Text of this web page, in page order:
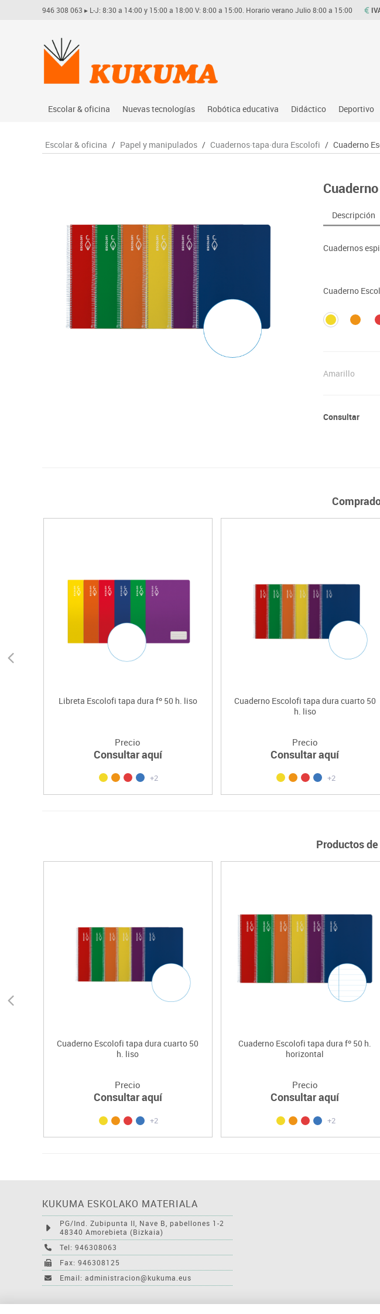
946 308 063 ▸ L-J: 8:30 a 14:00 y 15:00 a 18:00 V: 8:00 a 15:00. Horario verano Julio 8:00 a 15:00
Escolar & oficina
Archivo
Informática
Manualidades
Material escolar
Plastifica, encuaderna, destruye
Papel y manipulados
Nuevas tecnologías
Audio
Videoconferencia
Videoproyección
Robótica educativa
Arduino
Otros
Didáctico
Asociación y atención
Espacios exteriores
Juegos heurísticos
Deportivo
Comp.
Escolar & oficina / Papel y manipulados / Cuadernos·tapa·dura Escolofi / Cuaderno
Descripción
Cuadernos
Cuaderno
Amarillo
Consultar
Libreta Escolofi tapa dura fº 50 h. liso
Precio
Consultar aquí
+2
Cuaderno Escolofi tapa dura cuarto 50
h. liso
Precio
Consultar aquí
+2
Productos
Cuaderno Escolofi tapa dura cuarto 50
h. liso
Precio
Consultar aquí
+2
Cuaderno Escolofi tapa dura fº 50 h.
horizontal
Precio
Consultar aquí
+2
KUKUMA ESKOLAKO MATERIALA
PG/Ind. Zubipunta II, Nave B, pabellones 1-2
48340 Amorebieta (Bizkaia)
Tel: 946308063
Fax: 946308125
Email: administracion@kukuma.eus